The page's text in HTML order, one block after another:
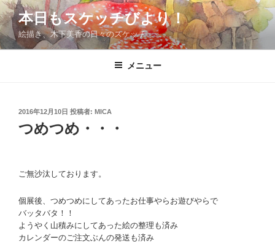
コ
ン
テ
ン
本日もスケッチびより！
絵描き、木下美香の日々のスケッチ
メニュー
投
日:
2016年12月10日 投稿者: MICA
つめつめ・・・
ご無沙汰しております。
個展後、つめつめにしてあったお仕事やらお遊びやらで
バッタバタ！！
ようやく山積みにしてあった絵の整理も済み
カレンダーのご注文ぶんの発送も済み